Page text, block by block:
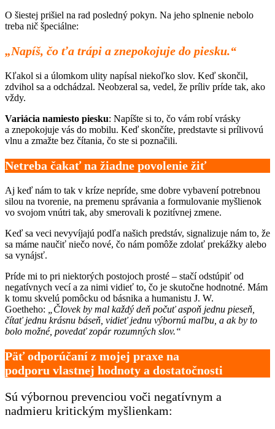
O šiestej prišiel na rad posledný pokyn. Na jeho splnenie nebolo
treba nič špeciálne:
„Napíš, čo ťa trápi a znepokojuje do piesku.“
Kľakol si a úlomkom ulity napísal niekoľko slov. Keď skončil,
zdvihol sa a odchádzal. Neobzeral sa, vedel, že príliv príde tak, ako
vždy.
Variácia namiesto piesku: Napíšte si to, čo vám robí vrásky
a znepokojuje vás do mobilu. Keď skončíte, predstavte si prílivovú
vlnu a zmažte bez čítania, čo ste si poznačili.
Netreba čakať na žiadne povolenie žiť
Aj keď nám to tak v kríze nepríde, sme dobre vybavení potrebnou
silou na tvorenie, na premenu správania a formulovanie myšlienok
vo svojom vnútri tak, aby smerovali k pozitívnej zmene.
Keď sa veci nevyvíjajú podľa našich predstáv, signalizuje nám to, že
sa máme naučiť niečo nové, čo nám pomôže zdolať prekážky alebo
sa vynájsť.
Príde mi to pri niektorých postojoch prosté – stačí odstúpiť od
negatívnych vecí a za nimi vidieť to, čo je skutočne hodnotné. Mám
k tomu skvelú pomôcku od básnika a humanistu J. W.
Goetheho:
„Človek by mal každý deň počuť aspoň jednu pieseň,
čítať jednu krásnu báseň, vidieť jednu výbornú maľbu, a ak by to
bolo možné, povedať zopár rozumných slov.“
Päť odporúčaní z mojej praxe na
podporu vlastnej hodnoty a dostatočnosti
Sú výbornou prevenciou voči negatívnym a
nadmieru kritickým myšlienkam: